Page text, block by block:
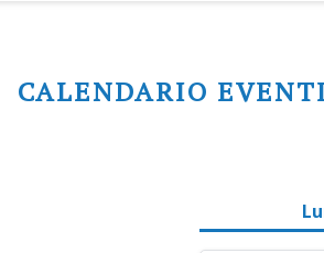
CALENDARIO